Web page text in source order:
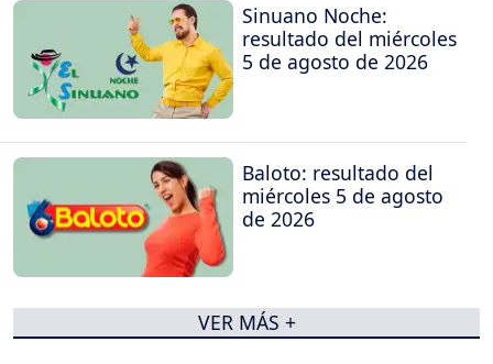
Sinuano Noche:
resultado del miércoles
5 de agosto de 2026
Baloto: resultado del
miércoles 5 de agosto
de 2026
VER MÁS +